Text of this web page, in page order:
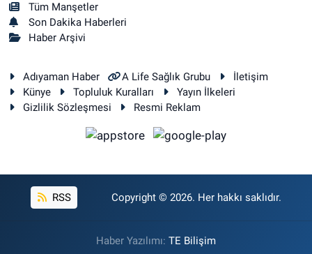
Tüm Manşetler
Son Dakika Haberleri
Haber Arşivi
Adıyaman Haber A Life Sağlık Grubu
İletişim
Künye
Topluluk Kuralları
Yayın İlkeleri
Gizlilik Sözleşmesi
Resmi Reklam
RSS Copyright © 2026. Her hakkı saklıdır.
Haber Yazılımı: TE Bilişim